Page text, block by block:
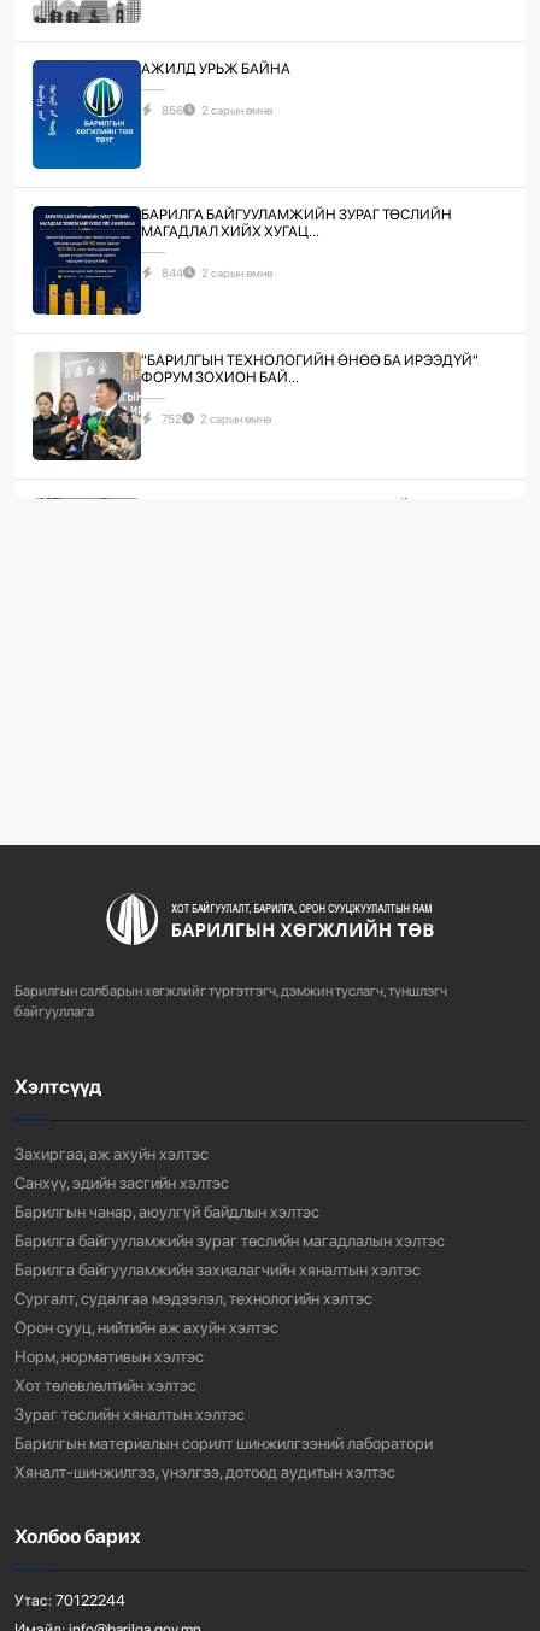
АЖИЛД УРЬЖ БАЙНА
856 2 сарын өмнө
БАРИЛГА БАЙГУУЛАМЖИЙН ЗУРАГ ТӨСЛИЙН
МАГАДЛАЛ ХИЙХ ХУГАЦ...
844 2 сарын өмнө
"БАРИЛГЫН ТЕХНОЛОГИЙН ӨНӨӨ БА ИРЭЭДҮЙ"
ФОРУМ ЗОХИОН БАЙ...
752 2 сарын өмнө
ХОТ БАЙГУУЛАЛТЫН ТУХАЙ ХУУЛИЙН
3 сарын өмнө
Барилгын салбарын хөгжлийг түргэтгэгч, дэмжин туслагч, түншлэгч
байгууллага
Хэлтсүүд
Захиргаа, аж ахуйн хэлтэс
Санхүү, эдийн засгийн хэлтэс
Барилгын чанар, аюулгүй байдлын хэлтэс
Барилга байгууламжийн зураг төслийн магадлалын хэлтэс
Барилга байгууламжийн захиалагчийн хяналтын хэлтэс
Сургалт, судалгаа мэдээлэл, технологийн хэлтэс
Орон сууц, нийтийн аж ахуйн хэлтэс
Норм, нормативын хэлтэс
Хот төлөвлөлтийн хэлтэс
Зураг төслийн хяналтын хэлтэс
Барилгын материалын сорилт шинжилгээний лаборатори
Хяналт-шинжилгээ, үнэлгээ, дотоод аудитын хэлтэс
Холбоо барих
Утас: 70122244